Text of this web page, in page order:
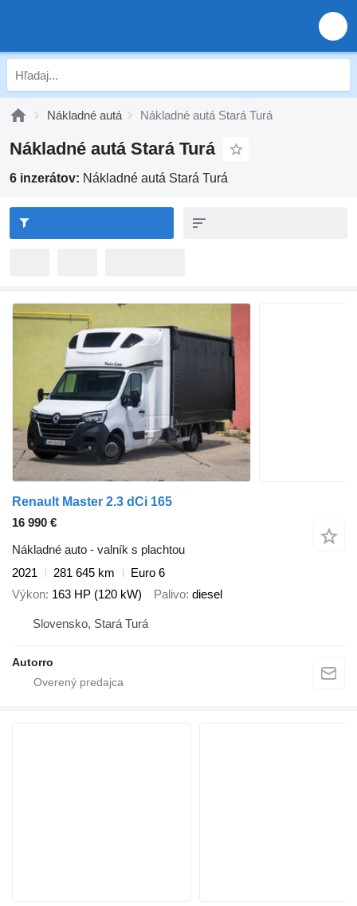
Nákladné autá Nákladné autá Stará Turá
Nákladné autá Stará Turá
6 inzerátov: Nákladné autá Stará Turá
Renault Master 2.3 dCi 165
16 990 €
Nákladné auto - valník s plachtou
2021
281 645 km
Euro 6
Výkon 163 HP (120 kW) Palivo diesel
Slovensko, Stará Turá
Autorro